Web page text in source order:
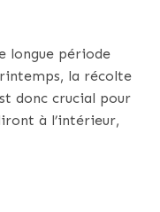
longue période
la récolte
donc crucial pour
à l’intérieur,